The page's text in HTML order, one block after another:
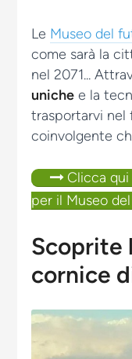
Le Museo del
come sarà la
nel 2071...
uniche e la
trasportarvi nel
coinvolgente
Clicca qui
per il Museo
Scoprite
cornice